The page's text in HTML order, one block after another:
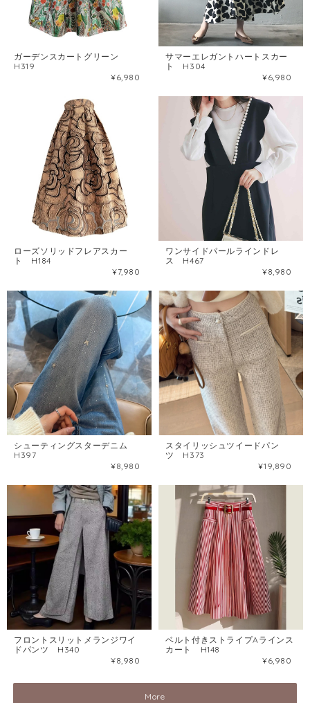
ガーデンスカートグリーン
H319
¥6,980
サマーエレガントハートスカー
ト H304
¥6,980
ローズソリッドフレアスカー
ト H184
¥7,980
ワンサイドパールラインドレ
ス H467
¥8,980
シューティングスターデニム
H397
¥8,980
スタイリッシュツイードパン
ツ H373
¥19,890
フロントスリットメランジワイ
ドパンツ H340
¥8,980
ベルト付きストライプAラインス
カート H148
¥6,980
More